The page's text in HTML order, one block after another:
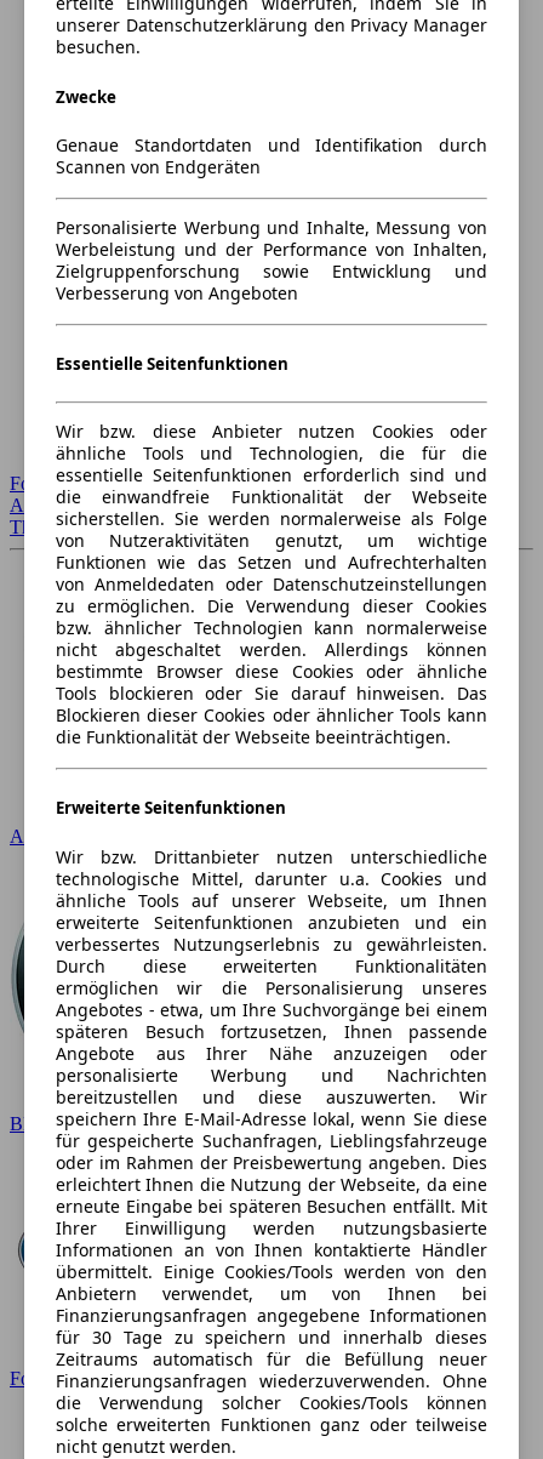
Forum Startseite
Alle Auto-Foren
Themen-Forum
Audi
BMW
Ford
unserer Datenschutzerklärung den Privacy Manager
besuchen.
Zwecke
Genaue Standortdaten und Identifikation durch
Scannen von Endgeräten
Personalisierte Werbung und Inhalte, Messung von
Werbeleistung und der Performance von Inhalten,
Zielgruppenforschung sowie Entwicklung und
Verbesserung von Angeboten
Essentielle Seitenfunktionen
Wir bzw. diese Anbieter nutzen Cookies oder
ähnliche Tools und Technologien, die für die
essentielle Seitenfunktionen erforderlich sind und
die einwandfreie Funktionalität der Webseite
sicherstellen. Sie werden normalerweise als Folge
von Nutzeraktivitäten genutzt, um wichtige
Funktionen wie das Setzen und Aufrechterhalten
von Anmeldedaten oder Datenschutzeinstellungen
zu ermöglichen. Die Verwendung dieser Cookies
bzw. ähnlicher Technologien kann normalerweise
nicht abgeschaltet werden. Allerdings können
bestimmte Browser diese Cookies oder ähnliche
Tools blockieren oder Sie darauf hinweisen. Das
Blockieren dieser Cookies oder ähnlicher Tools kann
die Funktionalität der Webseite beeinträchtigen.
Erweiterte Seitenfunktionen
Wir bzw. Drittanbieter nutzen unterschiedliche
technologische Mittel, darunter u.a. Cookies und
ähnliche Tools auf unserer Webseite, um Ihnen
erweiterte Seitenfunktionen anzubieten und ein
verbessertes Nutzungserlebnis zu gewährleisten.
Durch diese erweiterten Funktionalitäten
ermöglichen wir die Personalisierung unseres
Angebotes - etwa, um Ihre Suchvorgänge bei einem
späteren Besuch fortzusetzen, Ihnen passende
Angebote aus Ihrer Nähe anzuzeigen oder
personalisierte Werbung und Nachrichten
bereitzustellen und diese auszuwerten. Wir
speichern Ihre E-Mail-Adresse lokal, wenn Sie diese
für gespeicherte Suchanfragen, Lieblingsfahrzeuge
oder im Rahmen der Preisbewertung angeben. Dies
erleichtert Ihnen die Nutzung der Webseite, da eine
erneute Eingabe bei späteren Besuchen entfällt. Mit
Ihrer Einwilligung werden nutzungsbasierte
Informationen an von Ihnen kontaktierte Händler
übermittelt. Einige Cookies/Tools werden von den
Anbietern verwendet, um von Ihnen bei
Finanzierungsanfragen angegebene Informationen
für 30 Tage zu speichern und innerhalb dieses
Zeitraums automatisch für die Befüllung neuer
Finanzierungsanfragen wiederzuverwenden. Ohne
die Verwendung solcher Cookies/Tools können
solche erweiterten Funktionen ganz oder teilweise
nicht genutzt werden.